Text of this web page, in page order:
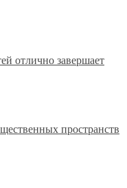
отлично завершает
пространств